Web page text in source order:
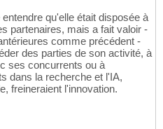
qu'elle était disposée à
partenaires, mais a fait valoir -
comme précédent -
des parties de son activité, à
ses concurrents ou à
dans la recherche et l'IA,
freineraient l'innovation.